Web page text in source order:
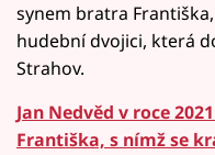
synem bratra
hudební dvojici, která
Strahov.
Jan Nedvěd v roce
Františka, s nímž se